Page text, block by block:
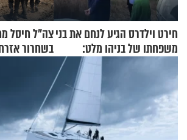
חירט וילדרס הגיע לנחם את בני
משפחתו של בניהו מלט:
"מיליונים באירופה תומכים
בכם"
צה"ל חיסל
בשחרור